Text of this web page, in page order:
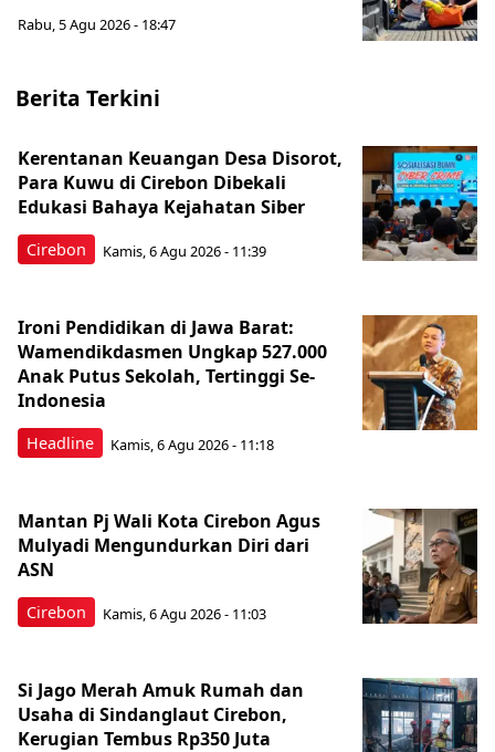
Rabu, 5 Agu 2026 - 18:47
Berita Terkini
Cirebon
Kerentanan Keuangan Desa Disorot,
Para Kuwu di Cirebon Dibekali
Edukasi Bahaya Kejahatan Siber
Kamis, 6 Agu 2026 - 11:39
Headline
Ironi Pendidikan di Jawa Barat:
Wamendikdasmen Ungkap 527.000
Anak Putus Sekolah, Tertinggi Se-
Indonesia
Kamis, 6 Agu 2026 - 11:18
Cirebon
Mantan Pj Wali Kota Cirebon Agus
Mulyadi Mengundurkan Diri dari
ASN
Kamis, 6 Agu 2026 - 11:03
Si Jago Merah Amuk Rumah dan
Usaha di Sindanglaut Cirebon,
Kerugian Tembus Rp350 Juta